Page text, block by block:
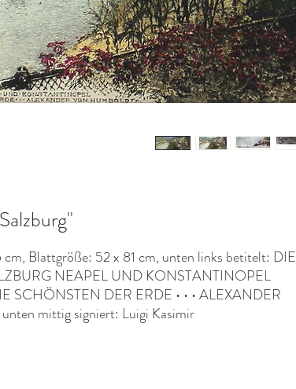
Blattgröße: 52 x 81 cm, unten links betitelt: DIE
NEAPEL UND KONSTANTINOPEL
SCHÖNSTEN DER ERDE • • • ALEXANDER
mittig signiert: Luigi Kasimir